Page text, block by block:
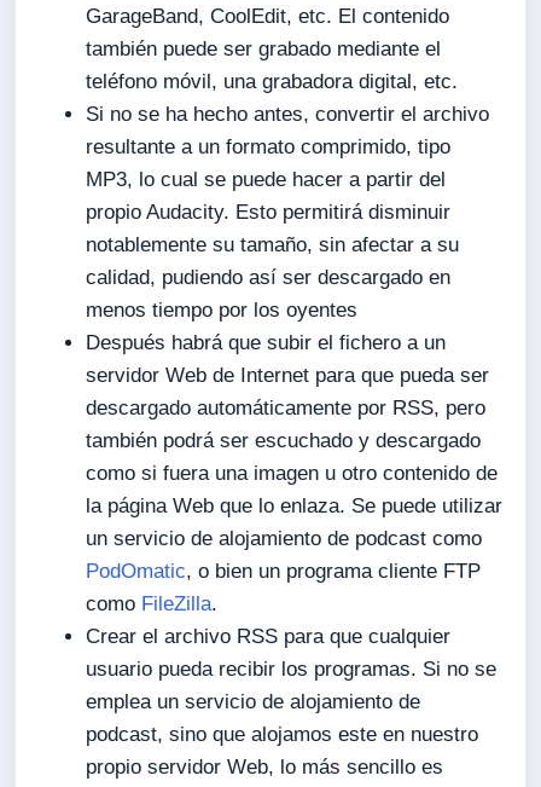
GarageBand, CoolEdit, etc. El contenido
también puede ser grabado mediante el
teléfono móvil, una grabadora digital, etc.
Si no se ha hecho antes, convertir el archivo
resultante a un formato comprimido, tipo
MP3, lo cual se puede hacer a partir del
propio Audacity. Esto permitirá disminuir
notablemente su tamaño, sin afectar a su
calidad, pudiendo así ser descargado en
menos tiempo por los oyentes
Después habrá que subir el fichero a un
servidor Web de Internet para que pueda ser
descargado automáticamente por RSS, pero
también podrá ser escuchado y descargado
como si fuera una imagen u otro contenido de
la página Web que lo enlaza. Se puede utilizar
un servicio de alojamiento de podcast como
PodOmatic, o bien un programa cliente FTP
como FileZilla.
Crear el archivo RSS para que cualquier
usuario pueda recibir los programas. Si no se
emplea un servicio de alojamiento de
podcast, sino que alojamos este en nuestro
propio servidor Web, lo más sencillo es